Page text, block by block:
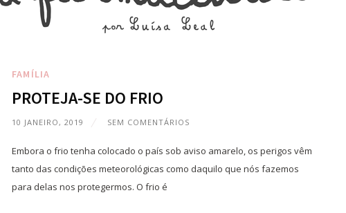
FAMÍLIA
PROTEJA-SE DO FRIO
10 JANEIRO, 2019 SEM COMENTÁRIOS
Embora o frio tenha colocado o país sob aviso amarelo, os perigos vêm
tanto das condições meteorológicas como daquilo que nós fazemos
para delas nos protegermos. O frio é